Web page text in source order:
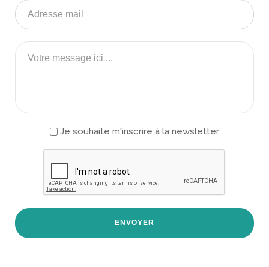
Je souhaite m'inscrire à la newsletter